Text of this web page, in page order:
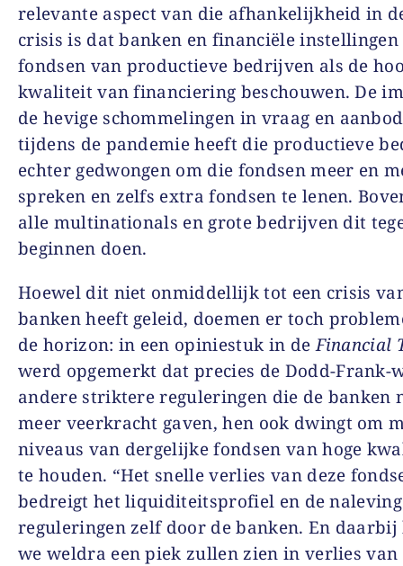
relevante aspect van die afhankelijkheid in
crisis is dat banken en financiële instellingen
fondsen van productieve bedrijven als de
kwaliteit van financiering beschouwen. De
de hevige schommelingen in vraag en
tijdens de pandemie heeft die productieve
echter gedwongen om die fondsen meer en
spreken en zelfs extra fondsen te lenen.
alle multinationals en grote bedrijven dit
beginnen doen.
Hoewel dit niet onmiddellijk tot een crisis
banken heeft geleid, doemen er toch
de horizon: in een opiniestuk in deFinancial
werd opgemerkt dat precies de Dodd-Frank-
andere striktere reguleringen die de banken
meer veerkracht gaven, hen ook dwingt om
niveaus van dergelijke fondsen van hoge
te houden. “Het snelle verlies van deze
bedreigt het liquiditeitsprofiel en de
reguleringen zelf door de banken. En
we weldra een piek zullen zien in verlies van